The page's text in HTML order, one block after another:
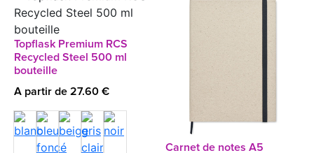
Topflask Premium RCS
Recycled Steel 500 ml
bouteille
A partir de 27.60 €
Carnet de notes A5